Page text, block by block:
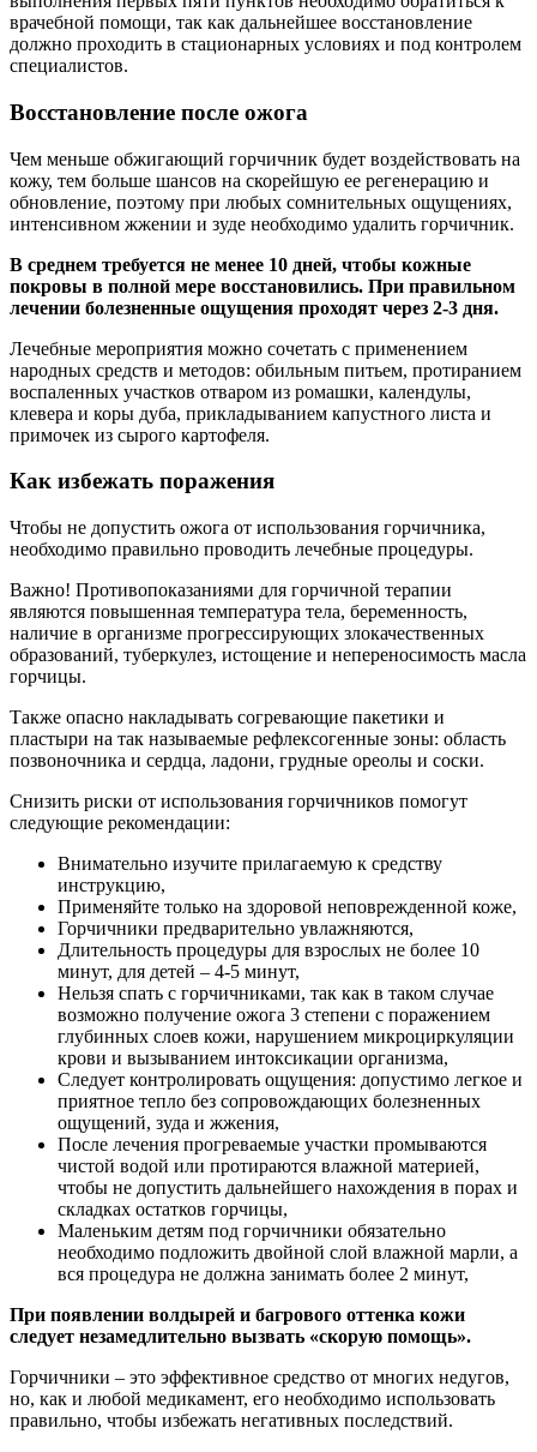
врачебной помощи, так как дальнейшее восстановление
должно проходить в стационарных условиях и под контролем
специалистов.
Восстановление после ожога
Чем меньше обжигающий горчичник будет воздействовать на
кожу, тем больше шансов на скорейшую ее регенерацию и
обновление, поэтому при любых сомнительных ощущениях,
интенсивном жжении и зуде необходимо удалить горчичник.
В среднем требуется не менее 10 дней, чтобы кожные
покровы в полной мере восстановились. При правильном
лечении болезненные ощущения проходят через 2-3 дня.
Лечебные мероприятия можно сочетать с применением
народных средств и методов: обильным питьем, протиранием
воспаленных участков отваром из ромашки, календулы,
клевера и коры дуба, прикладыванием капустного листа и
примочек из сырого картофеля.
Как избежать поражения
Чтобы не допустить ожога от использования горчичника,
необходимо правильно проводить лечебные процедуры.
Важно! Противопоказаниями для горчичной терапии
являются повышенная температура тела, беременность,
наличие в организме прогрессирующих злокачественных
образований, туберкулез, истощение и непереносимость масла
горчицы.
Также опасно накладывать согревающие пакетики и
пластыри на так называемые рефлексогенные зоны: область
позвоночника и сердца, ладони, грудные ореолы и соски.
Снизить риски от использования горчичников помогут
следующие рекомендации:
Внимательно изучите прилагаемую к средству
инструкцию,
Применяйте только на здоровой неповрежденной коже,
Горчичники предварительно увлажняются,
Длительность процедуры для взрослых не более 10
минут, для детей – 4-5 минут,
Нельзя спать с горчичниками, так как в таком случае
возможно получение ожога 3 степени с поражением
глубинных слоев кожи, нарушением микроциркуляции
крови и вызыванием интоксикации организма,
Следует контролировать ощущения: допустимо легкое и
приятное тепло без сопровождающих болезненных
ощущений, зуда и жжения,
После лечения прогреваемые участки промываются
чистой водой или протираются влажной материей,
чтобы не допустить дальнейшего нахождения в порах и
складках остатков горчицы,
Маленьким детям под горчичники обязательно
необходимо подложить двойной слой влажной марли, а
вся процедура не должна занимать более 2 минут,
При появлении волдырей и багрового оттенка кожи
следует незамедлительно вызвать «скорую помощь».
Горчичники – это эффективное средство от многих недугов,
но, как и любой медикамент, его необходимо использовать
правильно, чтобы избежать негативных последствий.